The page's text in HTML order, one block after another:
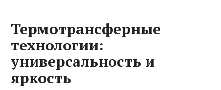
Термотрансферные
технологии:
универсальность и
яркость